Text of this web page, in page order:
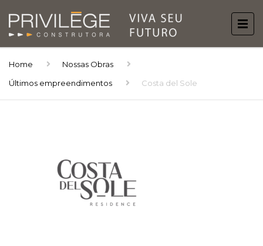
Home
Nossas Obras
Últimos empreendimentos
Costa del Sole